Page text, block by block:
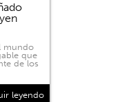
mundo
que
de los
leyendo